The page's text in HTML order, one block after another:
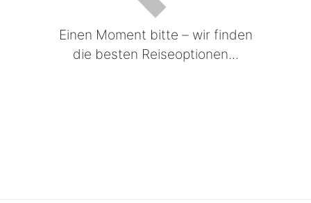
Einen Moment bitte – wir finden
die besten Reiseoptionen...